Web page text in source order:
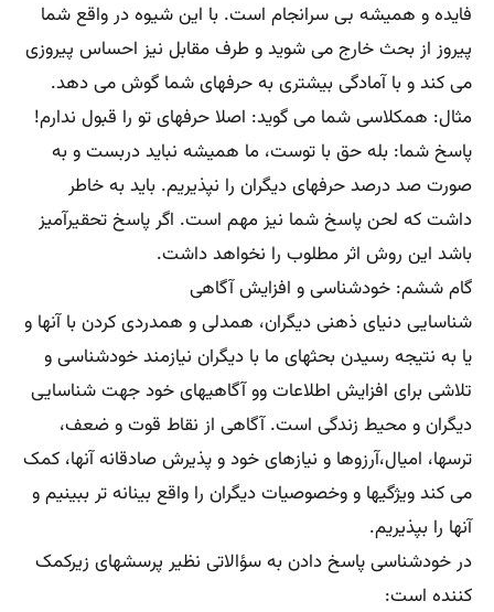
فایده و همیشه بی سرانجام است. با این شیوه در واقع شما
پیروز از بحث خارج می شوید و طرف مقابل نیز احساس پیروزی
می کند و با آمادگی بیشتری به حرفهای شما گوش می دهد.
مثال: همکلاسی شما می گوید: اصلا حرفهای تو را قبول ندارم!
پاسخ شما: بله حق با توست، ما همیشه نباید دربست و به
صورت صد درصد حرفهای دیگران را نپذیریم. باید به خاطر
داشت که لحن پاسخ شما نیز مهم است. اگر پاسخ تحقیرآمیز
باشد این روش اثر مطلوب را نخواهد داشت.
گام ششم: خودشناسی و افزایش آگاهی
شناسایی دنیای ذهنی دیگران، همدلی و همدردی کردن با آنها و
یا به نتیجه رسیدن بحثهای ما با دیگران نیازمند خودشناسی و
تلاشی برای افزایش اطلاعات وو آگاهیهای خود جهت شناسایی
دیگران و محیط زندگی است. آگاهی از نقاط قوت و ضعف،
ترسها، امیال،آرزوها و نیازهای خود و پذیرش صادقانه آنها، کمک
می کند ویژگیها و وخصوصیات دیگران را واقع بینانه تر ببینیم و
آنها را بپذیریم.
در خودشناسی پاسخ دادن به سؤالاتی نظیر پرسشهای زیرکمک
کننده است: